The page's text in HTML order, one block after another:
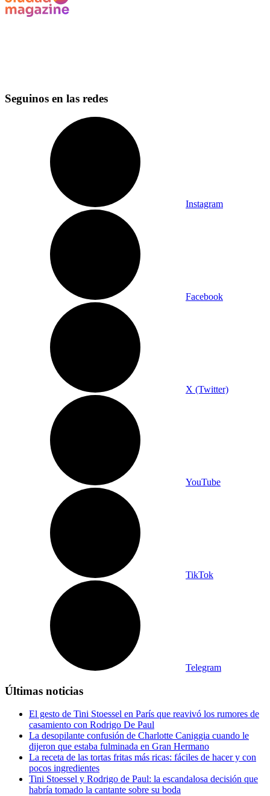
Seguinos en las redes
Instagram
Facebook
X (Twitter)
YouTube
TikTok
Telegram
Últimas noticias
El gesto de Tini Stoessel en París que reavivó los rumores de
casamiento con Rodrigo De Paul
La desopilante confusión de Charlotte Caniggia cuando le
dijeron que estaba fulminada en Gran Hermano
La receta de las tortas fritas más ricas: fáciles de hacer y con
pocos ingredientes
Tini Stoessel y Rodrigo de Paul: la escandalosa decisión que
habría tomado la cantante sobre su boda